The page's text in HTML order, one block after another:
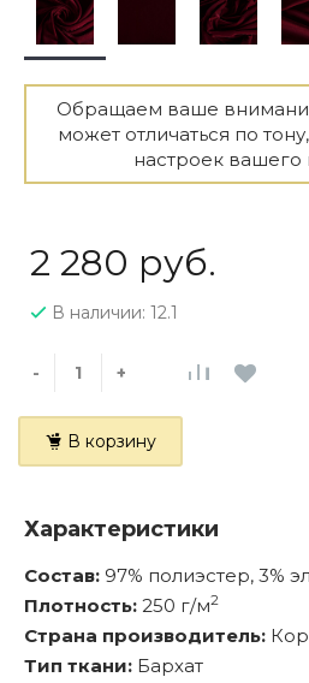
Обращаем ваше
может отличаться по
настроек вашего
2 280 руб.
В наличии: 12.1
- +
В корзину
Характеристики
Состав: 97% полиэстер, 3%
Плотность: 250 г/м2
Страна производитель:
Тип ткани: Бархат